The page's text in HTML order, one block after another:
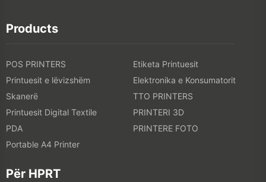
Products
POS PRINTERS
Etiketa Printuesit
Printuesit e lëvizshëm
Elektronika e Konsumatorit
Skanerë
TTO PRINTERS
Printuesit Digital Textile
PRINTERI 3D
PDA
PRINTERE FOTO
Portable A4 Printer
Për HPRT